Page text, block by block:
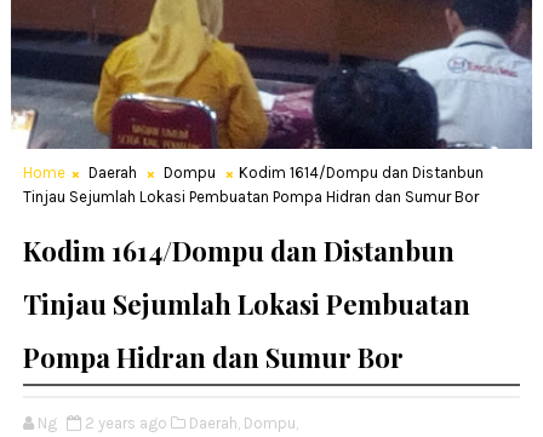
Home Daerah Dompu
Kodim 1614/Dompu dan Distanbun
Tinjau Sejumlah Lokasi Pembuatan Pompa Hidran dan Sumur Bor
Kodim 1614/Dompu dan Distanbun
Tinjau Sejumlah Lokasi Pembuatan
Pompa Hidran dan Sumur Bor
Ng 2 years ago Daerah, Dompu,